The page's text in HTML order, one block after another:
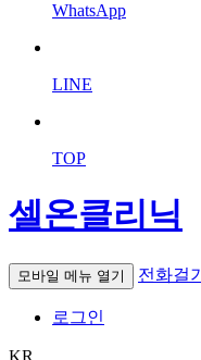
WhatsApp
LINE
TOP
셀온클리닉
모바일 메뉴 열기 전화걸기
로그인
KR